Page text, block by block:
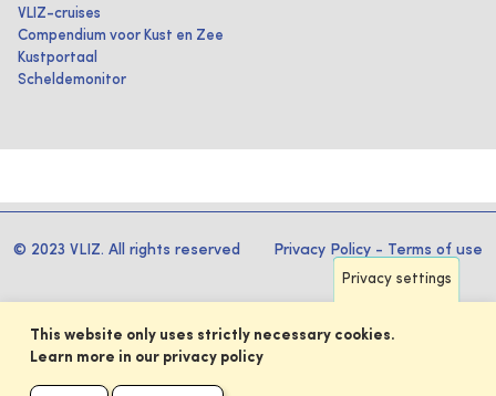
VLIZ-cruises
Compendium voor Kust en Zee
Kustportaal
Scheldemonitor
© 2023 VLIZ. All rights reserved Privacy Policy - Terms of use
Privacy settings
This website only uses strictly necessary cookies.
Learn more in our privacy policy